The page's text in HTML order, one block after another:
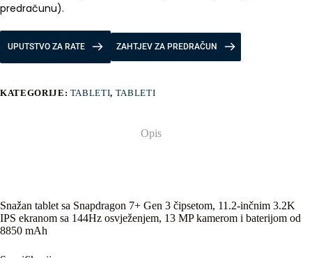
predračunu).
UPUTSTVO ZA RATE ZAHTJEV ZA PREDRAČUN
KATEGORIJE: TABLETI, TABLETI
Opis
Snažan tablet sa Snapdragon 7+ Gen 3 čipsetom, 11.2-inčnim 3.2K
IPS ekranom sa 144Hz osvježenjem, 13 MP kamerom i baterijom od
8850 mAh